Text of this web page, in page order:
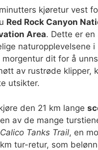
kjøretur vest
Red Rock Canyon
Area. Dette er
naturopplevelsene i
morgentur dit for å
av rustrøde klipper,
utsikter.
den 21 km lange
av de mange
Calico Tanks Trail, en
tur-retur, som